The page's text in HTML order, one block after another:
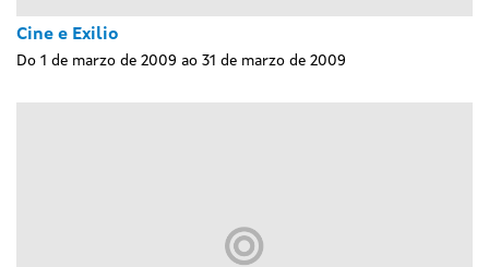
Cine e Exilio
Do 1 de marzo de 2009 ao 31 de marzo de 2009